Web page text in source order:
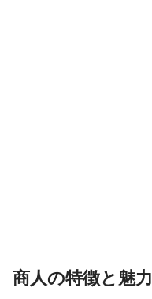
商人の特徴と魅力